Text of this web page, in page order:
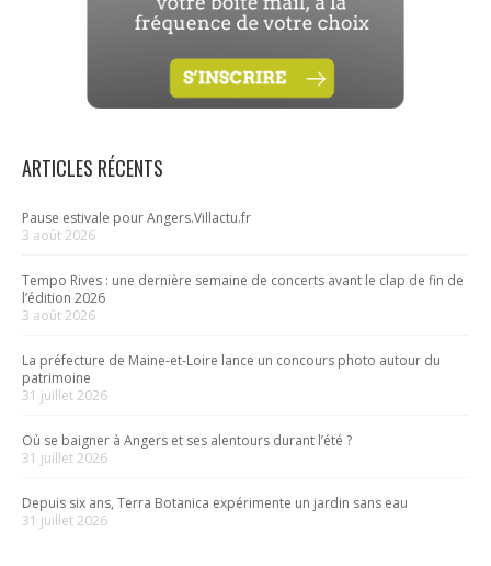
ARTICLES RÉCENTS
Pause estivale pour Angers.Villactu.fr
3 août 2026
Tempo Rives : une dernière semaine de concerts avant le clap de fin de
l’édition 2026
3 août 2026
La préfecture de Maine-et-Loire lance un concours photo autour du
patrimoine
31 juillet 2026
Où se baigner à Angers et ses alentours durant l’été ?
31 juillet 2026
Depuis six ans, Terra Botanica expérimente un jardin sans eau
31 juillet 2026